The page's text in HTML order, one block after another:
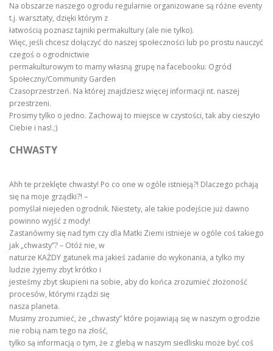
Na obszarze naszego ogrodu regularnie organizowane są różne eventy
t.j. warsztaty, dzięki którym z
łatwością poznasz tajniki permakultury (ale nie tylko).
Więc, jeśli chcesz dołączyć do naszej społeczności lub po prostu nauczyć
czegoś o ogrodnictwie
permakulturowym to mamy własną grupę na facebooku: Ogród
Społeczny/Community Garden
Czasoprzestrzeń. Na której znajdziesz więcej informacji nt. naszej
przestrzeni.
Prosimy tylko o jedno. Zachowaj to miejsce w czystości, tak aby cieszyło
Ciebie i nas!.;)
CHWASTY
Ahh te przeklęte chwasty! Po co one w ogóle istnieją?! Dlaczego pchają
się na moje grządki?! –
pomyślał niejeden ogrodnik. Niestety, ale takie podejście już dawno
powinno wyjść z mody!
Zastanówmy się nad tym czy dla Matki Ziemi istnieje w ogóle coś takiego
jak „chwasty”? – Otóż nie, w
naturze KAŻDY gatunek ma jakieś zadanie do wykonania, a tylko my
ludzie żyjemy zbyt krótko i
jesteśmy zbyt skupieni na sobie, aby do końca zrozumieć złożoność
procesów, którymi rządzi się
nasza planeta.
Musimy zrozumieć, że „chwasty” które pojawiają się w naszym ogrodzie
nie robią nam tego na złość,
tylko są informacją o tym, że z glebą w naszym siedlisku może być coś